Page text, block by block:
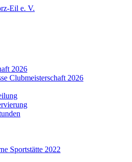
Eil e. V.
2026
Clubmeisterschaft 2026
Sportstätte 2022